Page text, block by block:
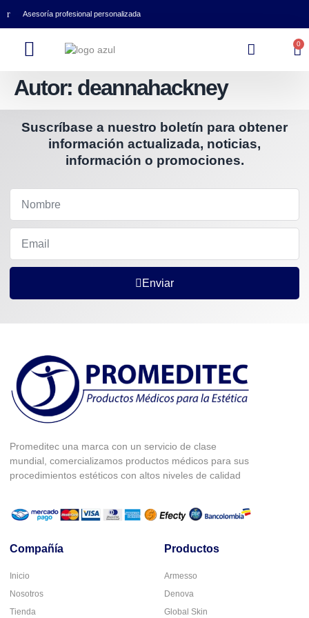
Asesoría profesional personalizada
0
Autor: deannahackney
Suscríbase a nuestro boletín para obtener
información actualizada, noticias,
información o promociones.
Enviar
Promeditec una marca con un servicio de clase
mundial, comercializamos productos médicos para sus
procedimientos estéticos con altos niveles de calidad
Compañía
Inicio
Nosotros
Tienda
Productos
Armesso
Denova
Global Skin